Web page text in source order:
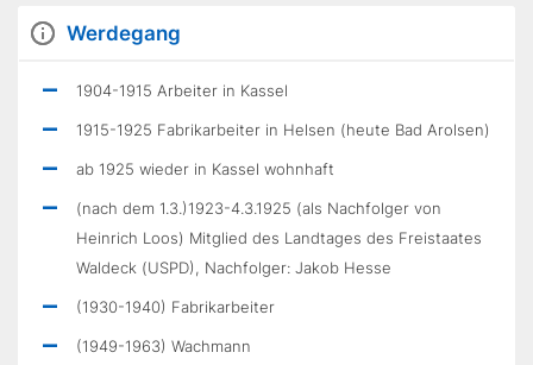
Werdegang
1904-1915 Arbeiter in Kassel
1915-1925 Fabrikarbeiter in Helsen (heute Bad Arolsen)
ab 1925 wieder in Kassel wohnhaft
(nach dem 1.3.)1923-4.3.1925 (als Nachfolger von
Heinrich Loos) Mitglied des Landtages des Freistaates
Waldeck (USPD), Nachfolger: Jakob Hesse
(1930-1940) Fabrikarbeiter
(1949-1963) Wachmann